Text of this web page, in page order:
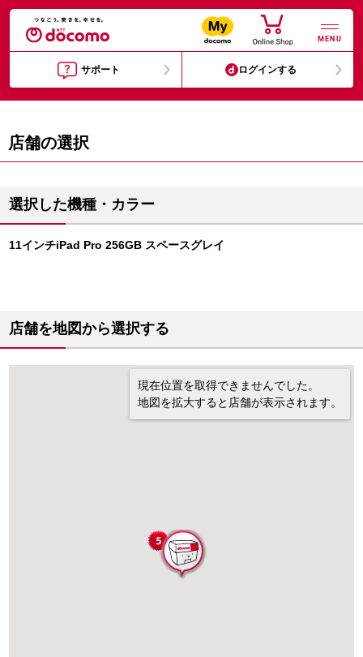
MENU
サポート ログインする
店舗の選択
選択した機種・カラー
11インチiPad Pro 256GB スペースグレイ
店舗を地図から選択する
現在位置を取得できませんでした。
地図を拡大すると店舗が表示されます。